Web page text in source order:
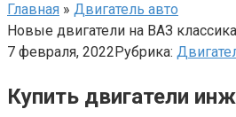
Главная » Двигатель авто
Новые двигатели на ВАЗ классика
7 февраля, 2022Рубрика:
Купить двигатели